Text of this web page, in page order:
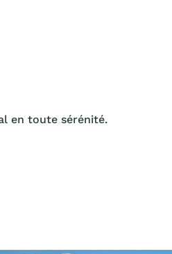
en toute sérénité.